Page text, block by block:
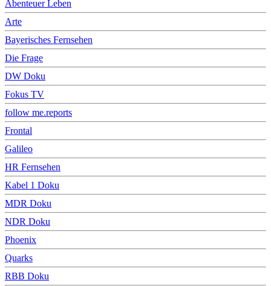
Abenteuer Leben
Arte
Bayerisches Fernsehen
Die Frage
DW Doku
Fokus TV
follow me.reports
Frontal
Galileo
HR Fernsehen
Kabel 1 Doku
MDR Doku
NDR Doku
Phoenix
Quarks
RBB Doku